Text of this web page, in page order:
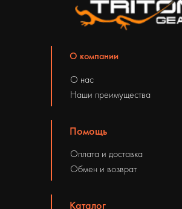
О компании
О нас
Наши преимущества
Помощь
Оплата и доставка
Обмен и возврат
Каталог